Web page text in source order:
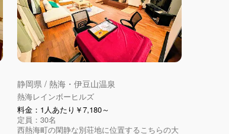
静岡県 / 熱海・伊豆山温泉
熱海レインボーヒルズ
料金：1人あたり￥7,180～
定員：30名
西熱海町の閑静な別荘地に位置するこちらの大